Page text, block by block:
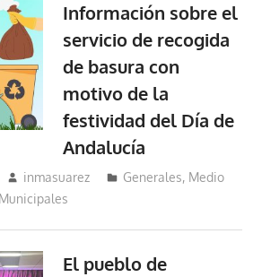
Información sobre el
servicio de recogida
de basura con
motivo de la
festividad del Día de
Andalucía
inmasuarez Generales, Medio
El pueblo de